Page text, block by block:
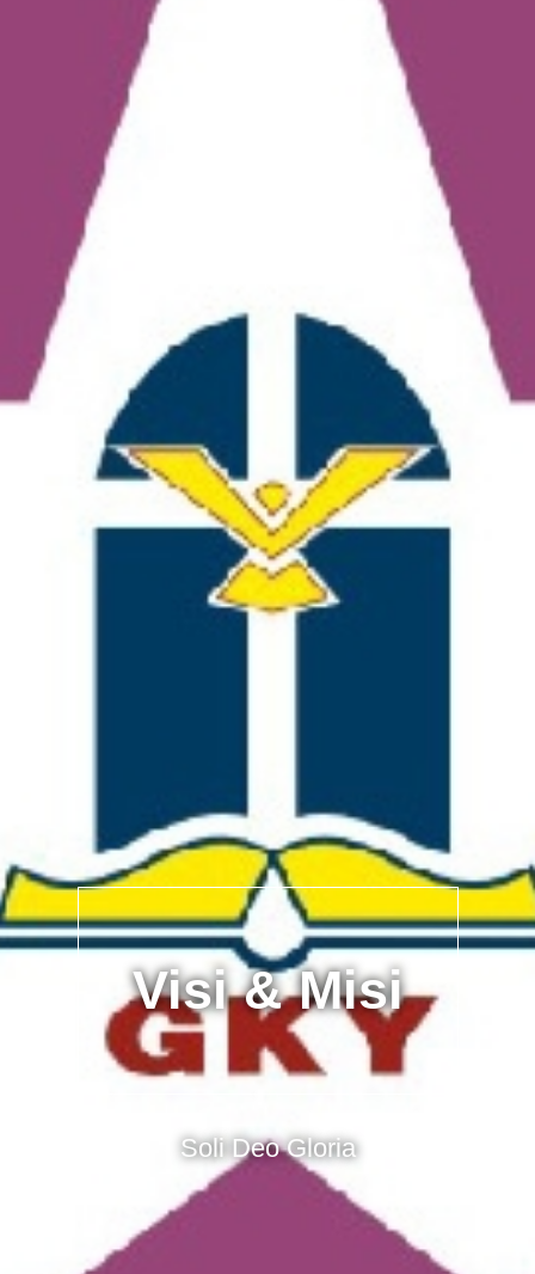
Visi & Misi
Soli Deo Gloria